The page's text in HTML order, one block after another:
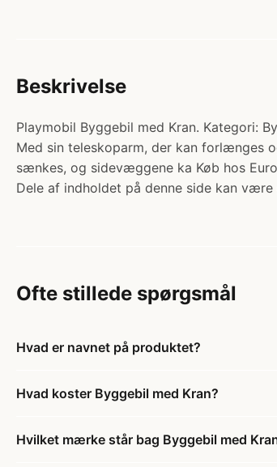
Beskrivelse
Playmobil Byggebil med Kran. Kategori:
Med sin teleskoparm, der kan forlænges
sænkes, og sidevæggene ka Køb hos
Dele af indholdet på denne side kan
Ofte stillede spørgsmål
Hvad er navnet på produktet?
Hvad koster Byggebil med Kran?
Hvilket mærke står bag Byggebil med